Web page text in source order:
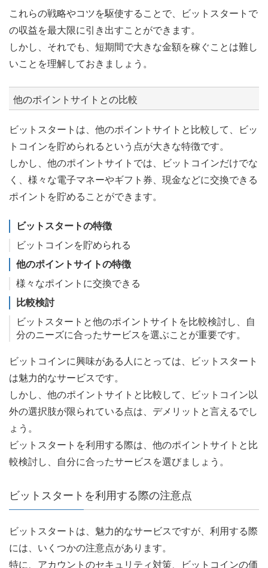
これらの戦略やコツを駆使することで、ビットスタートで
の収益を最大限に引き出すことができます。
しかし、それでも、短期間で大きな金額を稼ぐことは難し
いことを理解しておきましょう。
他のポイントサイトとの比較
ビットスタートは、他のポイントサイトと比較して、ビッ
トコインを貯められるという点が大きな特徴です。
しかし、他のポイントサイトでは、ビットコインだけでな
く、様々な電子マネーやギフト券、現金などに交換できる
ポイントを貯めることができます。
ビットスタートの特徴
ビットコインを貯められる
他のポイントサイトの特徴
様々なポイントに交換できる
比較検討
ビットスタートと他のポイントサイトを比較検討し、自
分のニーズに合ったサービスを選ぶことが重要です。
ビットコインに興味がある人にとっては、ビットスタート
は魅力的なサービスです。
しかし、他のポイントサイトと比較して、ビットコイン以
外の選択肢が限られている点は、デメリットと言えるでし
ょう。
ビットスタートを利用する際は、他のポイントサイトと比
較検討し、自分に合ったサービスを選びましょう。
ビットスタートを利用する際の注意点
ビットスタートは、魅力的なサービスですが、利用する際
には、いくつかの注意点があります。
特に、アカウントのセキュリティ対策、ビットコインの価